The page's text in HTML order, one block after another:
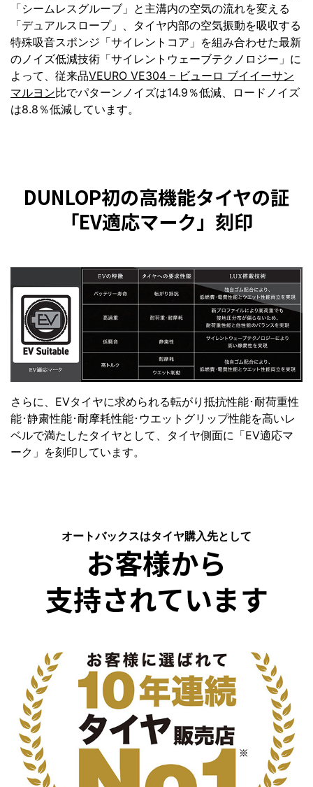
「シームレスグルーブ」と主溝内の空気の流れを変える
「デュアルスロープ」、タイヤ内部の空気振動を吸収する
特殊吸音スポンジ「サイレントコア」を組み合わせた最新
のノイズ低減技術「サイレントウェーブテクノロジー」に
よって、従来品VEURO VE304 – ビューロ ブイイーサン
マルヨン比でパターンノイズは14.9％低減、ロードノイズ
は8.8％低減しています。
DUNLOP初の高機能タイヤの証
「EV適応マーク」刻印
さらに、EVタイヤに求められる転がり抵抗性能･耐荷重性
能･静粛性能･耐摩耗性能･ウエットグリップ性能を高いレ
ベルで満たしたタイヤとして、タイヤ側面に「EV適応マ
ーク」を刻印しています。
オートバックスはタイヤ購入先として
お客様から
支持されています